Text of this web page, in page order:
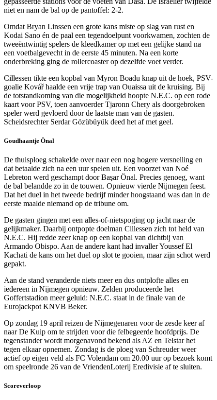
niet en nam de bal op de pantoffel: 2-2.
Omdat Bryan Linssen een grote kans miste op slag van rust en
Kodai Sano én de paal een tegendoelpunt voorkwamen, zochten de
tweeëntwintig spelers de kleedkamer op met een gelijke stand na
een voetbalgevecht in de eerste 45 minuten. Na een korte
onderbreking ging de rollercoaster op dezelfde voet verder.
Cillessen tikte een kopbal van Myron Boadu knap uit de hoek, PSV-
goalie Kovář haalde een vrije trap van Ouaissa uit de kruising. Bij
de totstandkoming van die mogelijkheid hoopte N.E.C. op een rode
kaart voor PSV, toen aanvoerder Tjaronn Chery als doorgebroken
speler werd gevloerd door de laatste man van de gasten.
Scheidsrechter Serdar Gözübüyük deed het af met geel.
Goudhaantje Önal
De thuisploeg schakelde over naar een nog hogere versnelling en
dat betaalde zich na een uur spelen uit. Een voorzet van Noé
Lebreton werd geschampt door Başar Önal. Precies genoeg, want
de bal belandde zo in de touwen. Opnieuw vierde Nijmegen feest.
Dat het duel in het tweede bedrijf minder hoogstaand was dan in de
eerste maalde niemand op de tribune om.
De gasten gingen met een alles-of-nietspoging op jacht naar de
gelijkmaker. Daarbij ontpopte doelman Cillessen zich tot held van
N.E.C. Hij redde zeer knap op een kopbal van dichtbij van
Armando Obispo. Aan de andere kant had invaller Youssef El
Kachati de kans om het duel op slot te gooien, maar zijn schot werd
gepakt.
Aan de stand veranderde niets meer en dus ontplofte alles en
iedereen in Nijmegen opnieuw. Zelden produceerde het
Goffertstadion meer geluid: N.E.C. staat in de finale van de
Eurojackpot KNVB Beker.
Op zondag 19 april reizen de Nijmegenaren voor de zesde keer af
naar De Kuip om te strijden voor die felbegeerde hoofdprijs. De
tegenstander wordt morgenavond bekend als AZ en Telstar het
tegen elkaar opnemen. Zondag is de ploeg van Schreuder weer
actief op eigen veld als FC Volendam om 20.00 uur op bezoek komt
om speelronde 26 van de VriendenLoterij Eredivisie af te sluiten.
Scoreverloop